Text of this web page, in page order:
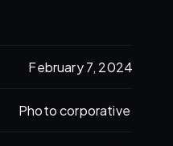
February 7, 2024
Photo corporative